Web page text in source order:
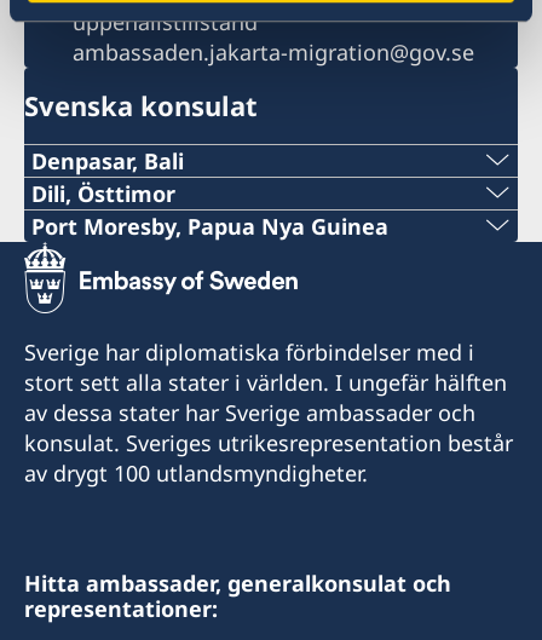
uppehållstillstånd
ambassaden.jakarta-migration@gov.se
Svenska konsulat
Denpasar, Bali
Telefon:
+62-361-282 223
Mobiltelefon:
+62822 6699 6429
E-post:
swedishconsulatebali@gmail.com
Jl. Segara Ayu, Sanur,
Denpasar 80228
Dili, Östtimor
Telefon Timor:
+670 777 05556
+351 925 344 114
E-post:
mms@mdslegal.tl
Timor-Leste
Port Moresby, Papua Nya Guinea
Telefon:
+675 325 5411
E-post:
pngsweden@brianbell.com.pg
Level 2, Brian Bell Plaza
Honorärkonsul
Sverige har diplomatiska förbindelser med i
stort sett alla stater i världen. I ungefär hälften
av dessa stater har Sverige ambassader och
konsulat. Sveriges utrikesrepresentation består
av drygt 100 utlandsmyndigheter.
Hitta ambassader, generalkonsulat och
representationer: